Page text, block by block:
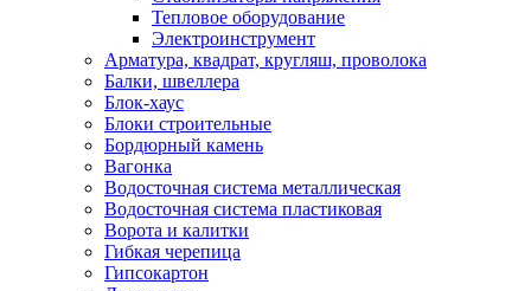
Тепловое оборудование
Электроинструмент
Арматура, квадрат, кругляш, проволока
Балки, швеллера
Блок-хаус
Блоки строительные
Бордюрный камень
Вагонка
Водосточная система металлическая
Водосточная система пластиковая
Ворота и калитки
Гибкая черепица
Гипсокартон